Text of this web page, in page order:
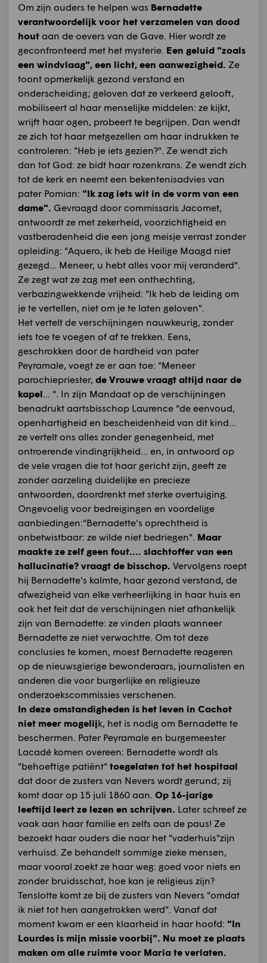
Om zijn ouders te helpen was Bernadette
verantwoordelijk voor het verzamelen van dood
hout aan de oevers van de Gave. Hier wordt ze
geconfronteerd met het mysterie. Een geluid "zoals
een windvlaag", een licht, een aanwezigheid. Ze
toont opmerkelijk gezond verstand en
onderscheiding; geloven dat ze verkeerd gelooft,
mobiliseert al haar menselijke middelen: ze kijkt,
wrijft haar ogen, probeert te begrijpen. Dan wendt
ze zich tot haar metgezellen om haar indrukken te
controleren: "Heb je iets gezien?". Ze wendt zich
dan tot God: ze bidt haar rozenkrans. Ze wendt zich
tot de kerk en neemt een bekentenisadvies van
pater Pomian: "Ik zag iets wit in de vorm van een
dame". Gevraagd door commissaris Jacomet,
antwoordt ze met zekerheid, voorzichtigheid en
vastberadenheid die een jong meisje verrast zonder
opleiding: "Aquero, ik heb de Heilige Maagd niet
gezegd... Meneer, u hebt alles voor mij veranderd".
Ze zegt wat ze zag met een onthechting,
verbazingwekkende vrijheid: "Ik heb de leiding om
je te vertellen, niet om je te laten geloven".
Het vertelt de verschijningen nauwkeurig, zonder
iets toe te voegen of af te trekken. Eens,
geschrokken door de hardheid van pater
Peyramale, voegt ze er aan toe: "Meneer
parochiepriester, de Vrouwe vraagt altijd naar de
kapel ... ". In zijn Mandaat op de verschijningen
benadrukt aartsbisschop Laurence "de eenvoud,
openhartigheid en bescheidenheid van dit kind...
ze vertelt ons alles zonder genegenheid, met
ontroerende vindingrijkheid... en, in antwoord op
de vele vragen die tot haar gericht zijn, geeft ze
zonder aarzeling duidelijke en precieze
antwoorden, doordrenkt met sterke overtuiging.
Ongevoelig voor bedreigingen en voordelige
aanbiedingen:"Bernadette's oprechtheid is
onbetwistbaar: ze wilde niet bedriegen". Maar
maakte ze zelf geen fout.... slachtoffer van een
hallucinatie? vraagt de bisschop. Vervolgens roept
hij Bernadette's kalmte, haar gezond verstand, de
afwezigheid van elke verheerlijking in haar huis en
ook het feit dat de verschijningen niet afhankelijk
zijn van Bernadette: ze vinden plaats wanneer
Bernadette ze niet verwachtte. Om tot deze
conclusies te komen, moest Bernadette reageren
op de nieuwsgierige bewonderaars, journalisten en
anderen die voor burgerlijke en religieuze
onderzoekscommissies verschenen.
In deze omstandigheden is het leven in Cachot
niet meer mogelijk, het is nodig om Bernadette te
beschermen. Pater Peyramale en burgemeester
Lacadé komen overeen: Bernadette wordt als
"behoeftige patiënt" toegelaten tot het hospitaal
dat door de zusters van Nevers wordt gerund; zij
komt daar op 15 juli 1860 aan. Op 16-jarige
leeftijd leert ze lezen en schrijven. Later schreef ze
vaak aan haar familie en zelfs aan de paus! Ze
bezoekt haar ouders die naar het "vaderhuis"zijn
verhuisd. Ze behandelt sommige zieke mensen,
maar vooral zoekt ze haar weg: goed voor niets en
zonder bruidsschat, hoe kan je religieus zijn?
Tenslotte komt ze bij de zusters van Nevers "omdat
ik niet tot hen aangetrokken werd". Vanaf dat
moment kwam er een klaarheid in haar hoofd: "In
Lourdes is mijn missie voorbij". Nu moet ze plaats
maken om alle ruimte voor Maria te verlaten.